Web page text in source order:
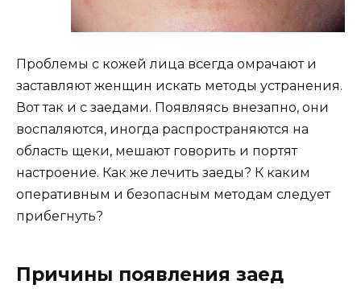
Проблемы с кожей лица всегда омрачают и
заставляют женщин искать методы устранения.
Вот так и с заедами. Появляясь внезапно, они
воспаляются, иногда распространяются на
область щеки, мешают говорить и портят
настроение. Как же лечить заеды? К каким
оперативным и безопасным методам следует
прибегнуть?
Причины появления заед